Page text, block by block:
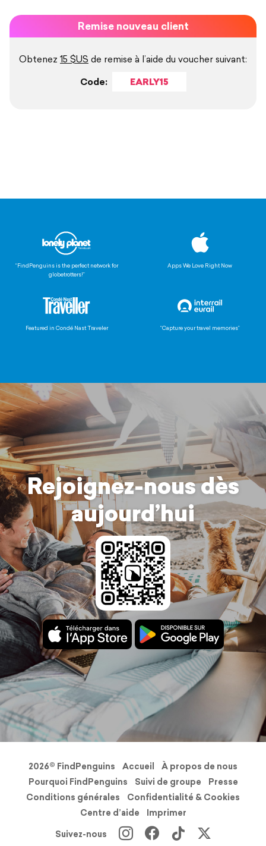
Remise nouveau client
Obtenez 15 $US de remise à l’aide du voucher suivant:
Code:
EARLY15
“FindPenguins is the perfect network for
globetrotters!”
Apps We Love Right Now
Featured in Condé Nast Traveler “Capture your travel memories”
Rejoignez-nous dès
aujourd’hui
2026© FindPenguins Accueil
À propos de nous
Pourquoi FindPenguins
Suivi de groupe
Presse
Conditions générales
Confidentialité & Cookies
Centre d’aide
Imprimer
Suivez-nous